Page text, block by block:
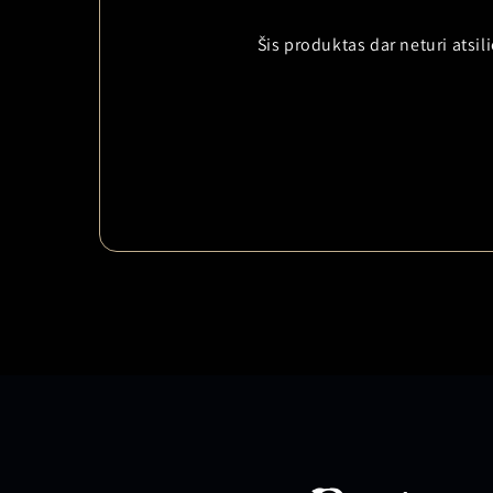
Šis produktas dar neturi